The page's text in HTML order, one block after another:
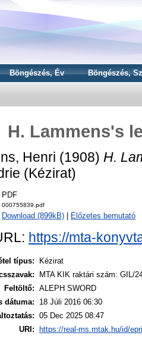
Böngészés, Év Böngészés,
H. Lammens's
Henri (1908) H.
(Kézirat)
PDF
000755839.pdf
Download (899kB) Előzetes bemutató
https://mta-
típus:
Kézirat
MTA KIK raktári szám: GIL/
Feltöltő: ALEPH SWORD
dátuma:
18 Júli 2016 06:30
05 Dec 2025 08:47
URI:
https://real-ms.mtak.hu/id/